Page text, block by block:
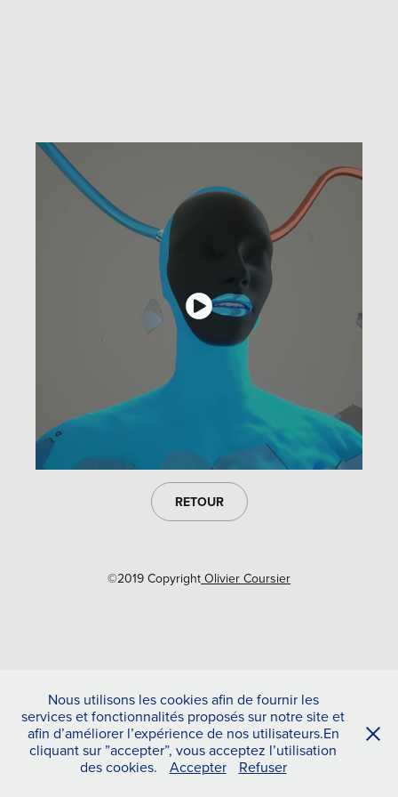
RETOUR
©2019 Copyright Olivier Coursier
Nous utilisons les cookies afin de fournir les
services et fonctionnalités proposés sur notre site et
afin d’améliorer l’expérience de nos utilisateurs.En
cliquant sur ”accepter”, vous acceptez l’utilisation
des cookies.
Accepter Refuser